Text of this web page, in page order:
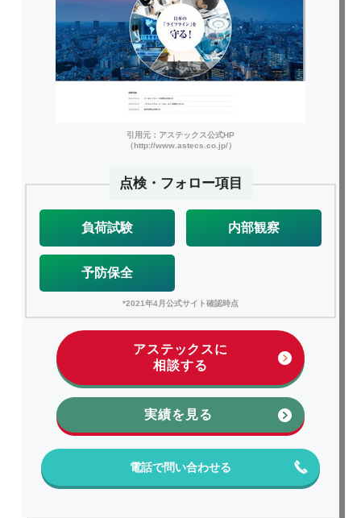
引用元：アステックス公式HP
（http://www.astecs.co.jp/）
点検・フォロー項目
負荷試験 内部観察
予防保全
*2021年4月公式サイト確認時点
アステックスに
相談する
実績を見る
電話で問い合わせる